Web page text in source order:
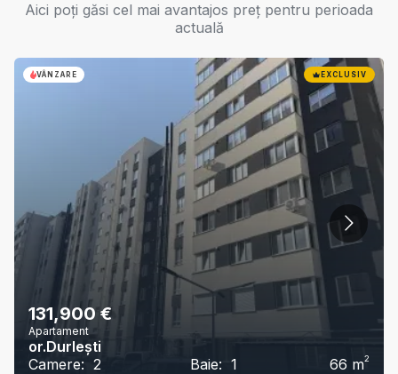
Aici poți găsi cel mai avantajos preț pentru perioada
actuală
VÂNZARE EXCLUSIV
131,900€
Apartament
or.Durlești
Camere: 2 Baie: 1 66 m2